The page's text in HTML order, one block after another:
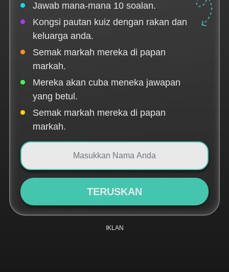
Jawab mana-mana 10 soalan.
Kongsi pautan kuiz dengan rakan dan
keluarga anda.
Semak markah mereka di papan
markah.
Mereka akan cuba meneka jawapan
yang betul.
Semak markah mereka di papan
markah.
TERUSKAN